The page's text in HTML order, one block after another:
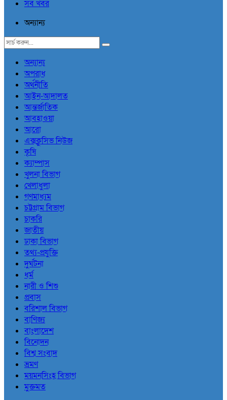
সব খবর
অন্যান্য
অন্যান্য
অপরাধ
অর্থনীতি
আইন-আদালত
আন্তর্জাতিক
আবহাওয়া
আরো
এক্সক্লুসিভ নিউজ
কৃষি
ক্যাম্পাস
খুলনা বিভাগ
খেলাধুলা
গণমাধ্যম
চট্টগ্রাম বিভাগ
চাকরি
জাতীয়
ঢাকা বিভাগ
তথ্য-প্রযুক্তি
দুর্ঘটনা
ধর্ম
নারী ও শিশু
প্রবাস
বরিশাল বিভাগ
বাণিজ্য
বাংলাদেশ
বিনোদন
বিশ্ব সংবাদ
ভ্রমণ
ময়মনসিংহ বিভাগ
মুক্তমত